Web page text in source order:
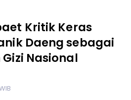
Kritik Keras
Daeng sebagai
Nasional